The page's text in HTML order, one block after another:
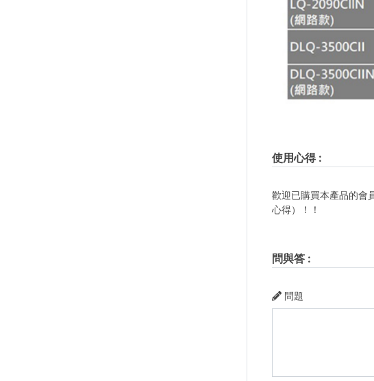
使用心得:
歡迎已購買本產品的會
心得）！！
問與答:
問題